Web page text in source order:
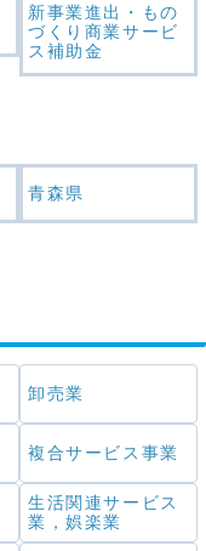
新事業進出・もの
づくり商業サービ
ス補助金
青森県
卸売業
複合サービス事業
生活関連サービス
業，娯楽業